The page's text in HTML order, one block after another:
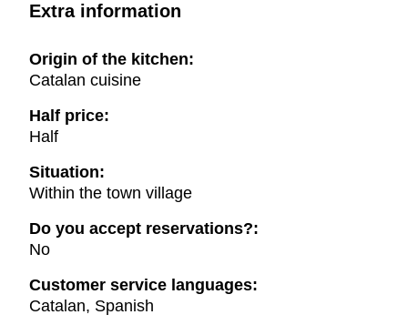
Extra information
Origin of the kitchen:
Catalan cuisine
Half price:
Half
Situation:
Within the town village
Do you accept reservations?:
No
Customer service languages:
Catalan, Spanish